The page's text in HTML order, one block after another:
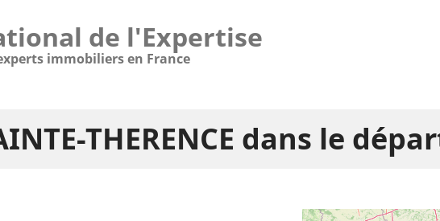
de l'Expertise
immobiliers en France
THERENCE dans le